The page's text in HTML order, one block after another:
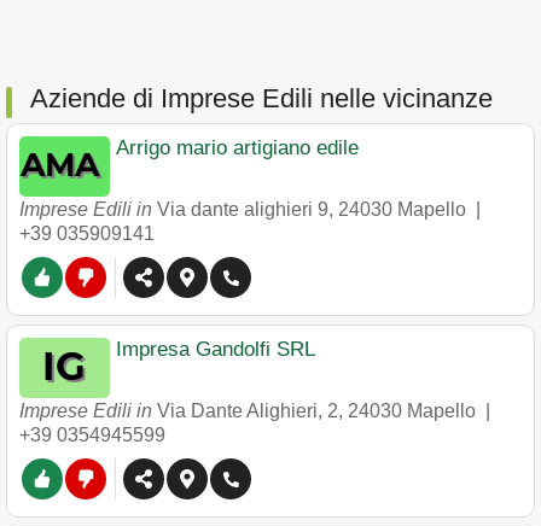
Aziende di Imprese Edili nelle vicinanze
Arrigo mario artigiano edile
Imprese Edili in Via dante alighieri 9, 24030 Mapello
+39 035909141
Impresa Gandolfi SRL
Imprese Edili in Via Dante Alighieri, 2, 24030 Mapello
+39 0354945599